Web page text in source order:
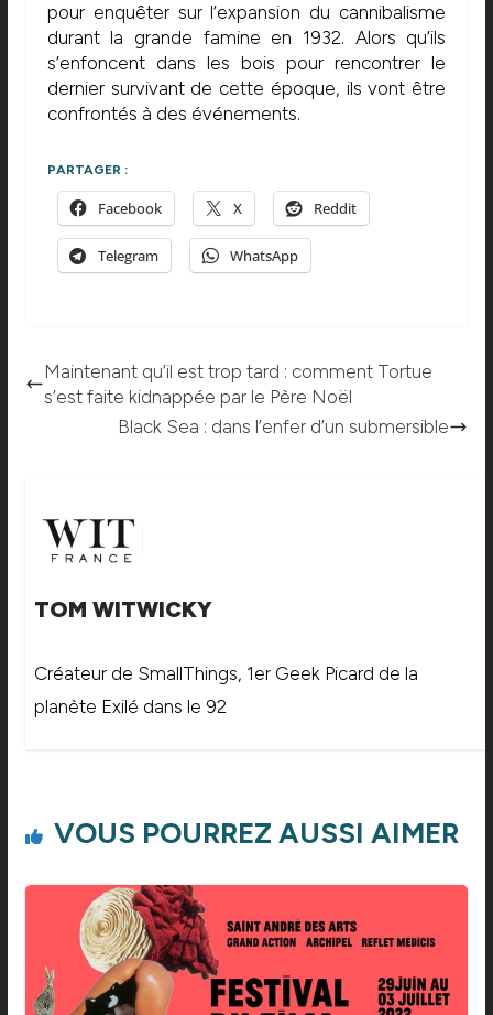
pour enquêter sur l’expansion du cannibalisme
durant la grande famine en 1932. Alors qu’ils
s’enfoncent dans les bois pour rencontrer le
dernier survivant de cette époque, ils vont être
confrontés à des événements.
PARTAGER :
Facebook X Reddit
Telegram WhatsApp
Maintenant qu’il est trop tard : comment Tortue
s’est faite kidnappée par le Père Noël
Black Sea : dans l’enfer d’un submersible
TOM WITWICKY
Créateur de SmallThings, 1er Geek Picard de la
planète Exilé dans le 92
VOUS POURREZ AUSSI AIMER